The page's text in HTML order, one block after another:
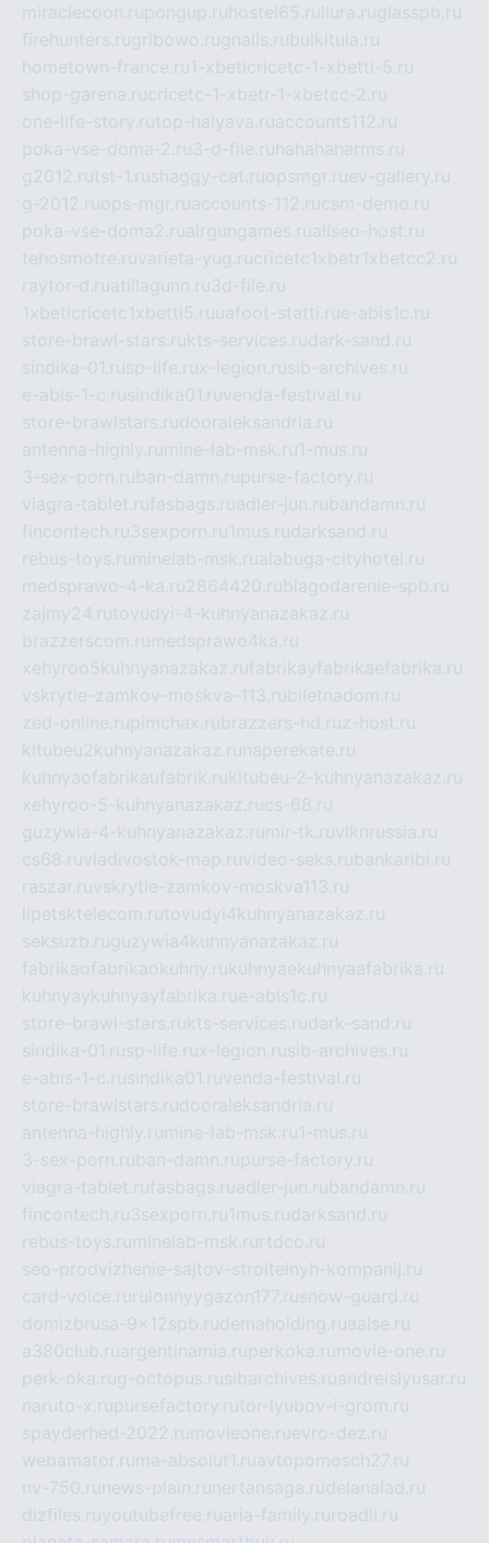
miraclecoon.rupongup.ru hostel65.ru liura.ruglasspb.ru
firehunters.rugribowo.rugnalis.rubulkitula.ru
hometown-france.ru1-xbeticricetc-1-xbetti-5.ru
shop-garena.rucricetc-1-xbetr-1-xbetcc-2.ru
one-life-story.rutop-halyava.ruaccounts112.ru
poka-vse-doma-2.ru3-d-file.ru hahahaharms.ru
g2012.rutst-1.rushaggy-cat.ruopsmgr.ruev-gallery.ru
g-2012.ruops-mgr.ruaccounts-112.rucsm-demo.ru
poka-vse-doma2.ruairgungames.ruallseo-host.ru
tehosmotre.ruvarieta-yug.rucricetc1xbetr1xbetcc2.ru
raytor-d.ruatillagunn.ru3d-file.ru
1xbeticricetc1xbetti5.ruuafoot-statti.rue-abis1c.ru
store-brawl-stars.rukts-services.rudark-sand.ru
sindika-01.rusp-life.rux-legion.rusib-archives.ru
e-abis-1-c.rusindika01.ruvenda-festival.ru
store-brawlstars.rudooraleksandria.ru
antenna-highly.ru mine-lab-msk.ru1-mus.ru
3-sex-porn.ruban-damn.rupurse-factory.ru
viagra-tablet.rufasbags.ruadler-jun.rubandamn.ru
fincontech.ru3sexporn.ru1mus.rudarksand.ru
rebus-toys.ru minelab-msk.rualabuga-cityhotel.ru
medsprawo-4-ka.ru2864420.rublagodarenie-spb.ru
zajmy24.rutovudyi-4-kuhnyanazakaz.ru
brazzerscom.ru medsprawo4ka.ru
xehyroo5kuhnyanazakaz.rufabrikayfabrikaefabrika.ru
vskrytie-zamkov-moskva-113.rubiletnadom.ru
zed-online.rupimchax.rubrazzers-hd.ruz-host.ru
kitubeu2kuhnyanazakaz.ru naperekate.ru
kuhnyaofabrikaufabrik.rukitubeu-2-kuhnyanazakaz.ru
xehyroo-5-kuhnyanazakaz.rucs-68.ru
guzywia-4-kuhnyanazakaz.ru mir-tk.ruvlknrussia.ru
cs68.ruvladivostok-map.ruvideo-seks.rubankaribi.ru
raszar.ruvskrytie-zamkov-moskva113.ru
lipetsktelecom.rutovudyi4kuhnyanazakaz.ru
seksuzb.ruguzywia4kuhnyanazakaz.ru
fabrikaofabrikaokuhny.rukuhnyaekuhnyaafabrika.ru
kuhnyaykuhnyayfabrika.rue-abis1c.ru
store-brawl-stars.rukts-services.rudark-sand.ru
sindika-01.rusp-life.rux-legion.rusib-archives.ru
e-abis-1-c.rusindika01.ruvenda-festival.ru
store-brawlstars.rudooraleksandria.ru
antenna-highly.ru mine-lab-msk.ru1-mus.ru
3-sex-porn.ruban-damn.rupurse-factory.ru
viagra-tablet.rufasbags.ruadler-jun.rubandamn.ru
fincontech.ru3sexporn.ru1mus.rudarksand.ru
rebus-toys.ru minelab-msk.ru rtdco.ru
seo-prodvizhenie-sajtov-stroitelnyh-kompanij.ru
card-voice.ru rulonnyygazon177.rusnow-guard.ru
domizbrusa-9x12spb.rudemaholding.ruaalse.ru
a380club.ruargentinamia.ruperkoka.ru movie-one.ru
perk-oka.rug-octopus.rusibarchives.ruandreislyusar.ru
naruto-x.rupursefactory.rutor-lyubov-i-grom.ru
spayderhed-2022.ru movieone.ruevro-dez.ru
webamator.ru ma-absolut1.ruavtopomosch27.ru
nv-750.ru news-plain.ru nertansaga.rudelanalad.ru
dizfiles.ruyoutubefree.ruaria-family.ru roadli.ru